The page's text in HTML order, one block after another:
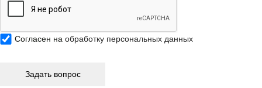
Согласен на обработку персональных данных